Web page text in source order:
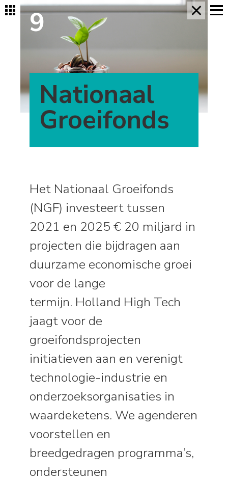
9
Nationaal
Groeifonds
Het Nationaal Groeifonds
(NGF) investeert tussen
2021 en 2025 € 20 miljard in
projecten die bijdragen aan
duurzame economische groei
voor de lange
termijn. Holland High Tech
jaagt voor de
groeifondsprojecten
initiatieven aan en verenigt
technologie-industrie en
onderzoeksorganisaties in
waardeketens. We agenderen
voorstellen en
breedgedragen programma’s,
ondersteunen
×